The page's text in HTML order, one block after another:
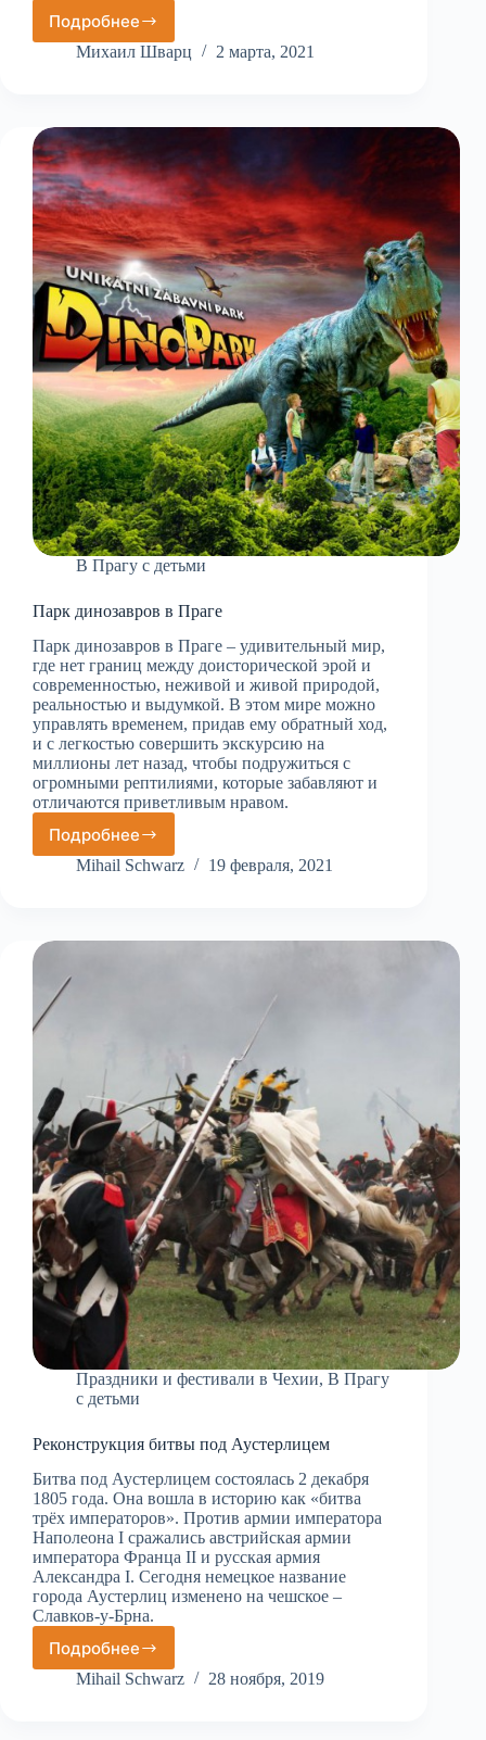
ПодробнееПражский
зоопарк
Михаил Шварц 2 марта, 2021
В Прагу с детьми
Парк динозавров в Праге
Парк динозавров в Праге – удивительный мир,
где нет границ между доисторической эрой и
современностью, неживой и живой природой,
реальностью и выдумкой. В этом мире можно
управлять временем, придав ему обратный ход,
и с легкостью совершить экскурсию на
миллионы лет назад, чтобы подружиться с
огромными рептилиями, которые забавляют и
отличаются приветливым нравом.
Подробнее
Парк
динозавров
Mihail Schwarz 19 февраля, 2021
Праздники и фестивали в Чехии, В Прагу
с детьми
Реконструкция битвы под Аустерлицем
Битва под Аустерлицем состоялась 2 декабря
1805 года. Она вошла в историю как «битва
трёх императоров». Против армии императора
Наполеона I сражались австрийская армии
императора Франца II и русская армия
Александра I. Сегодня немецкое название
города Аустерлиц изменено на чешское –
Славков-у-Брна.
ПодробнееРеконструкция
битвы
Mihail Schwarz 28 ноября, 2019